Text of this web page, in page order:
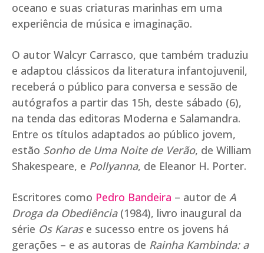
oceano e suas criaturas marinhas em uma
experiência de música e imaginação.
O autor Walcyr Carrasco, que também traduziu
e adaptou clássicos da literatura infantojuvenil,
receberá o público para conversa e sessão de
autógrafos a partir das 15h, deste sábado (6),
na tenda das editoras Moderna e Salamandra.
Entre os títulos adaptados ao público jovem,
estão Sonho de Uma Noite de Verão, de William
Shakespeare, e Pollyanna, de Eleanor H. Porter.
Escritores como Pedro Bandeira – autor de A
Droga da Obediência(1984), livro inaugural da
série Os Karase sucesso entre os jovens há
gerações – e as autoras de Rainha Kambinda: a